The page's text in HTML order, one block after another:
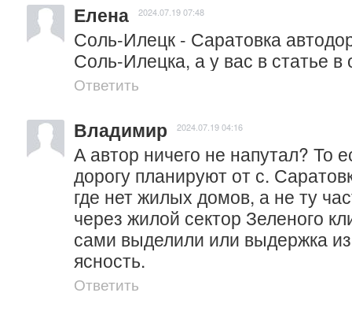
Елена 2024.07.19 07:48
Соль-Илецк - Саратовка
Соль-Илецка, а у вас в статье
Ответить
Владимир 2024.07.19 04:16
А автор ничего не напутал? То
дорогу планируют от с.
где нет жилых домов, а не ту
через жилой сектор Зеленого
сами выделили или выдержка
ясность.
Ответить